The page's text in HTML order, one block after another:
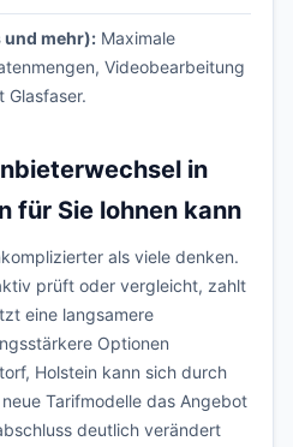
und mehr): Maximale
Videobearbeitung
Glasfaser.
in
für Sie lohnen kann
als viele denken.
prüft oder vergleicht, zahlt
eine langsamere
Optionen
Holstein kann sich durch
Tarifmodelle das Angebot
deutlich verändert